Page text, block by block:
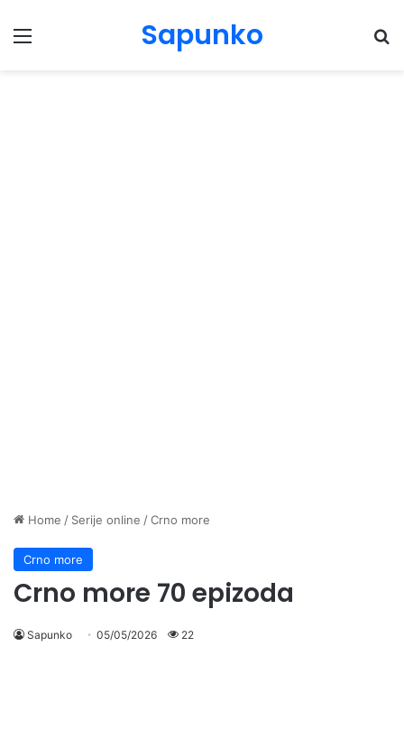
Menu Sapunko
Home / Serije online /Crno more
Crno more
Crno more 70 epizoda
Sapunko 05/05/2026 22